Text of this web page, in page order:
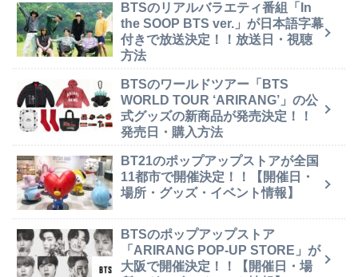
BTSのリアルバラエティ番組「In
the SOOP BTS ver.」が日本語字幕
付きで放送決定！！放送日・視聴
方法
BTSのワールドツアー「BTS
WORLD TOUR ‘ARIRANG’」の公
式グッズの新商品が発売決定！！
発売日・購入方法
BT21のポップアップストアが全国
11都市で開催決定！！【開催日・
場所・グッズ・イベント情報】
BTSのポップアップストア
「ARIRANG POP-UP STORE」が
大阪で開催決定！！【開催日・場